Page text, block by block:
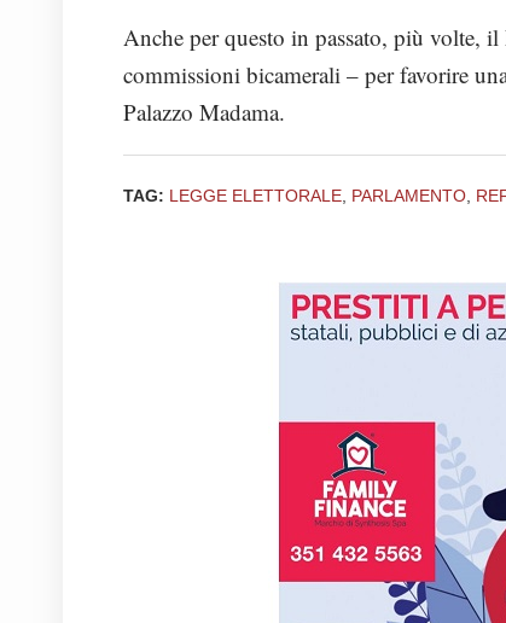
Anche per questo in passato, più volte, il
commissioni bicamerali – per favorire
Palazzo Madama.
TAG: LEGGE ELETTORALE PARLAMENTO